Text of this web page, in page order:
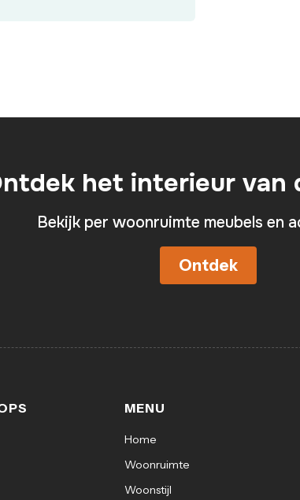
het interieur van
Bekijk per woonruimte meubels en
Ontdek
MENU
Home
Woonruimte
Woonstijl